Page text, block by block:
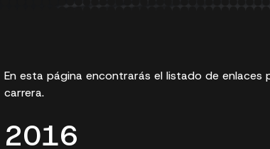
En esta página encontrarás el listado de
carrera.
2016